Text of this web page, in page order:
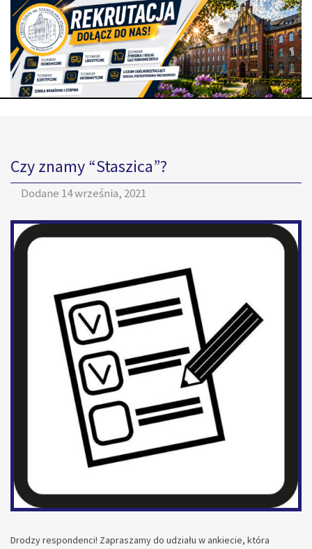
Czy znamy “Staszica”?
Dodane 14 września, 2021
Drodzy respondenci! Zapraszamy do udziału w ankiecie, która